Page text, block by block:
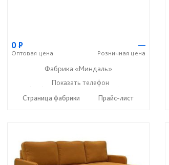
0Р
Оптовая цена
—
Розничная цена
Фабрика «Миндаль»
+7 (927) 630-62-82 ☎+7 (917) 638-44-17
Показать телефон
Страница фабрики
Прайс-лист